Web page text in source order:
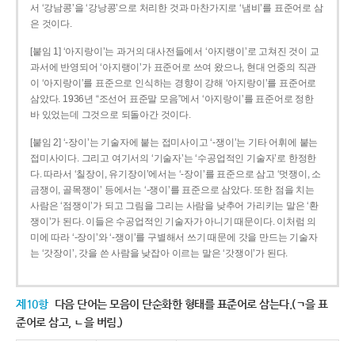
서 ‘강남콩’을 ‘강낭콩’으로 처리한 것과 마찬가지로 ‘냄비’를 표준어로 삼
은 것이다.
[붙임 1] ‘아지랑이’는 과거의 대사전들에서 ‘아지랭이’로 고쳐진 것이 교
과서에 반영되어 ‘아지랭이’가 표준어로 쓰여 왔으나, 현대 언중의 직관
이 ‘아지랑이’를 표준으로 인식하는 경향이 강해 ‘아지랑이’를 표준어로
삼았다. 1936년 “조선어 표준말 모음”에서 ‘아지랑이’를 표준어로 정한
바 있었는데 그것으로 되돌아간 것이다.
[붙임 2] ‘-장이’는 기술자에 붙는 접미사이고 ‘-쟁이’는 기타 어휘에 붙는
접미사이다. 그리고 여기서의 ‘기술자’는 ‘수공업적인 기술자’로 한정한
다. 따라서 ‘칠장이, 유기장이’에서는 ‘-장이’를 표준으로 삼고 ‘멋쟁이, 소
금쟁이, 골목쟁이’ 등에서는 ‘-쟁이’를 표준으로 삼았다. 또한 점을 치는
사람은 ‘점쟁이’가 되고 그림을 그리는 사람을 낮추어 가리키는 말은 ‘환
쟁이’가 된다. 이들은 수공업적인 기술자가 아니기 때문이다. 이처럼 의
미에 따라 ‘-장이’와 ‘-쟁이’를 구별해서 쓰기 때문에 갓을 만드는 기술자
는 ‘갓장이’, 갓을 쓴 사람을 낮잡아 이르는 말은 ‘갓쟁이’가 된다.
제10항 다음 단어는 모음이 단순화한 형태를 표준어로 삼는다.(ㄱ을 표
준어로 삼고, ㄴ을 버림.)